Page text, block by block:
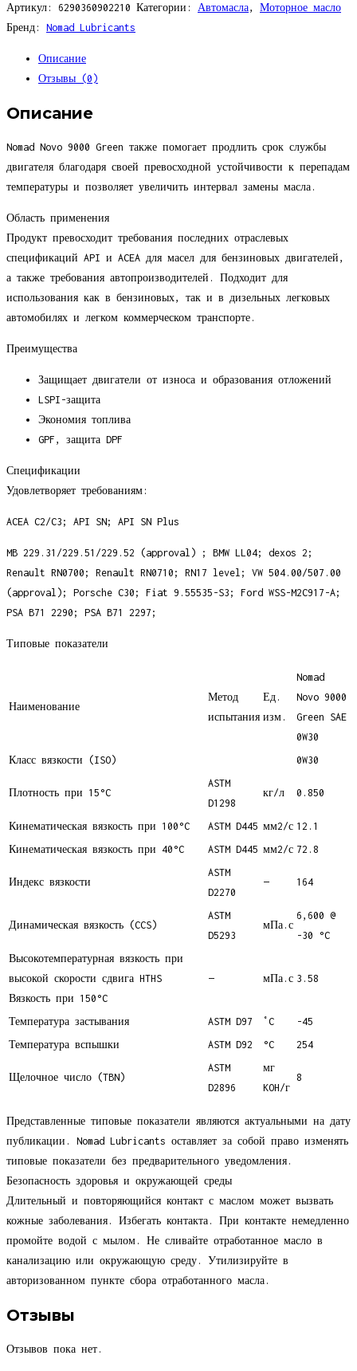
NOMAD
Масло
GREEN
30
(208
л.)
Артикул: 6290360902210 Категории: Автомасла, Моторное масло
Бренд: Nomad Lubricants
Описание
Отзывы (0)
Описание
Nomad Novo 9000 Green также помогает продлить срок службы
двигателя благодаря своей превосходной устойчивости к перепадам
температуры и позволяет увеличить интервал замены масла.
Область применения
Продукт превосходит требования последних отраслевых
спецификаций API и ACEA для масел для бензиновых двигателей,
а также требования автопроизводителей. Подходит для
использования как в бензиновых, так и в дизельных легковых
автомобилях и легком коммерческом транспорте.
Преимущества
Защищает двигатели от износа и образования отложений
LSPI-защита
Экономия топлива
GPF, защита DPF
Спецификации
Удовлетворяет требованиям:
ACEA C2/C3; API SN; API SN Plus
MB 229.31/229.51/229.52 (approval) ; BMW LL04; dexos 2;
Renault RN0700; Renault RN0710; RN17 level; VW 504.00/507.00
(approval); Porsche C30; Fiat 9.55535-S3; Ford WSS-M2C917-A;
PSA B71 2290; PSA B71 2297;
Типовые показатели
Наименование
Метод
испытания
Ед.
изм.
Nomad
Novo 9000
Green SAE
0W30
Класс вязкости (ISO)
0W30
Плотность при 15°C
ASTM
D1298
кг/л 0.850
Кинематическая вязкость при 100°C ASTM D445 мм2/с 12.1
Кинематическая вязкость при 40°C
ASTM D445 мм2/с 72.8
Индекс вязкости
ASTM
D2270
— 164
Динамическая вязкость (CCS)
ASTM
D5293
мПа.с
6,600 @
-30 °C
Высокотемпературная вязкость при
высокой скорости сдвига HTHS
Вязкость при 150°C
— мПа.с 3.58
Температура застывания ASTM D97 ˚C
-45
Температура вспышки
ASTM D92 °C 254
Щелочное число (TBN)
ASTM
D2896
мг
KOH/г
8
Представленные типовые показатели являются актуальными на дату
публикации. Nomad Lubricants оставляет за собой право изменять
типовые показатели без предварительного уведомления.
Безопасность здоровья и окружающей среды
Длительный и повторяющийся контакт с маслом может вызвать
кожные заболевания. Избегать контакта. При контакте немедленно
промойте водой с мылом. Не сливайте отработанное масло в
канализацию или окружающую среду. Утилизируйте в
авторизованном пункте сбора отработанного масла.
Отзывы
Отзывов пока нет.